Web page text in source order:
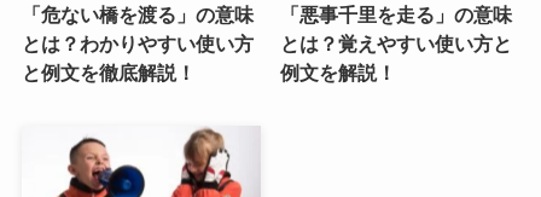
「危ない橋を渡る」の意味
とは？わかりやすい使い方
と例文を徹底解説！
「悪事千里を走る」の意味
とは？覚えやすい使い方と
例文を解説！